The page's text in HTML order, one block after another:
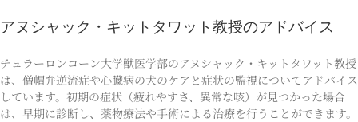
アヌシャック・キットタワット教授のアドバイス
チュラーロンコーン大学獣医学部のアヌシャック・キットタワット教授
は、僧帽弁逆流症や心臓病の犬のケアと症状の監視についてアドバイス
しています。初期の症状（疲れやすさ、異常な咳）が見つかった場合
は、早期に診断し、薬物療法や手術による治療を行うことができます。